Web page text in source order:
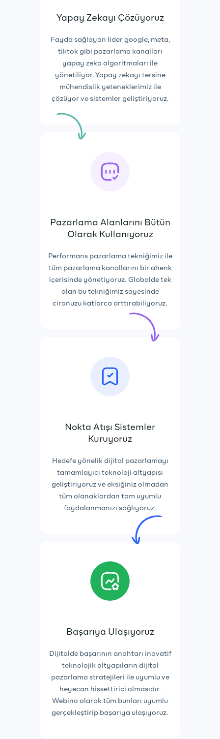
Yapay Zekayı Çözüyoruz
Fayda sağlayan lider google, meta,
tiktok gibi pazarlama kanalları
yapay zeka algoritmaları ile
yönetiliyor. Yapay zekayı tersine
mühendislik yeteneklerimiz ile
çözüyor ve sistemler geliştiriyoruz.
Pazarlama Alanlarını Bütün
Olarak Kullanıyoruz
Performans pazarlama tekniğimiz ile
tüm pazarlama kanallarını bir ahenk
içerisinde yönetiyoruz. Globalde tek
olan bu tekniğimiz sayesinde
cironuzu katlarca arttırabiliyoruz.
Nokta Atışı Sistemler
Kuruyoruz
Hedefe yönelik dijital pazarlamayı
tamamlayıcı teknoloji altyapısı
geliştiriyoruz ve eksiğiniz olmadan
tüm olanaklardan tam uyumlu
faydalanmanızı sağlıyoruz.
Başarıya Ulaşıyoruz
Dijitalde başarının anahtarı inovatif
teknolojik altyapıların dijital
pazarlama stratejileri ile uyumlu ve
heyecan hissettirici olmasıdır.
Webino olarak tüm bunları uyumlu
gerçekleştirip başarıya ulaşıyoruz.